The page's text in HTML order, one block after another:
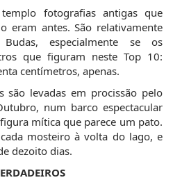
fotografias antigas que
eram antes. São relativamente
especialmente se os
que figuram neste Top 10:
centímetros, apenas.
são levadas em procissão pelo
num barco espectacular
mítica que parece um pato.
mosteiro à volta do lago, e
dezoito dias.